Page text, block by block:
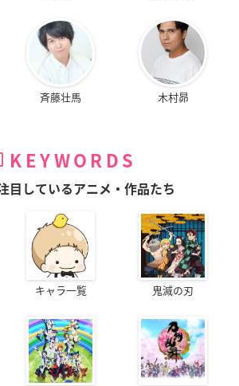
斉藤壮馬 木村昴
KEYWORDS
目しているアニメ・作品たち
キャラ一覧 鬼滅の刃